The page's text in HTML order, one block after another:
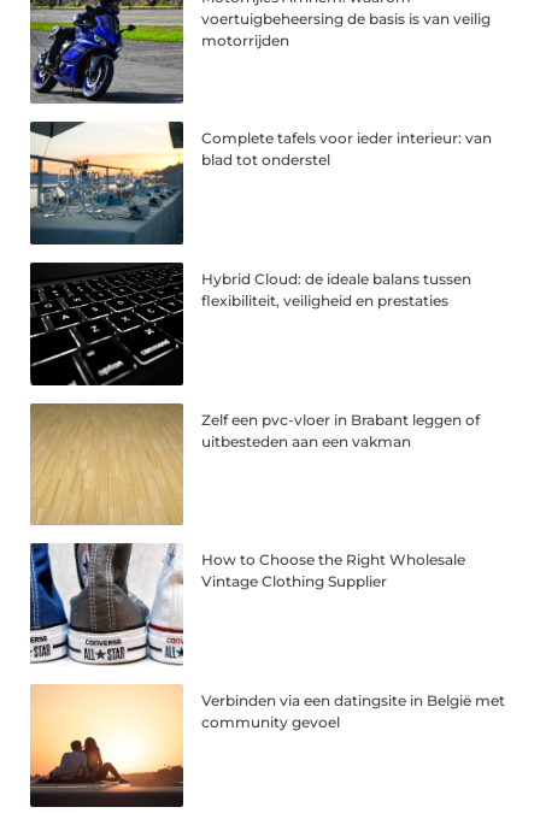
voertuigbeheersing de basis is van veilig
motorrijden
Complete tafels voor ieder interieur: van
blad tot onderstel
Hybrid Cloud: de ideale balans tussen
flexibiliteit, veiligheid en prestaties
Zelf een pvc-vloer in Brabant leggen of
uitbesteden aan een vakman
How to Choose the Right Wholesale
Vintage Clothing Supplier
Verbinden via een datingsite in België met
community gevoel